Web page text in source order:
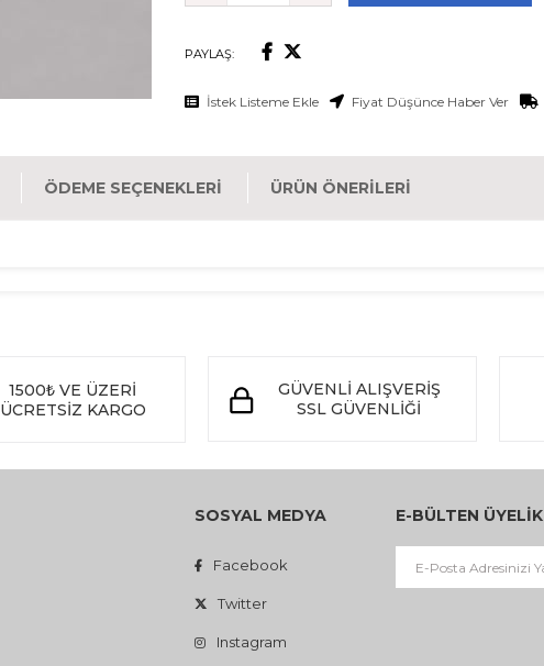
PAYLAŞ:
İstek Listeme Ekle Fiyat Düşünce Haber Ver
ÖDEME SEÇENEKLERI ÜRÜN ÖNERILERI
1500₺VE ÜZERİ
ÜCRETSİZ KARGO
GÜVENLİ ALIŞVERİŞ
SSL GÜVENLİĞİ
SOSYAL MEDYA
Facebook
Twitter
Instagram
E-BÜLTEN ÜYELİK